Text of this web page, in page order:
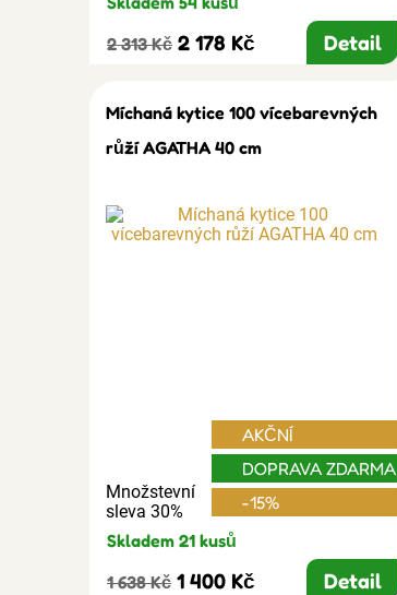
2 313 Kč 2 178 Kč Detail
Míchaná kytice 100 vícebarevných
růží AGATHA 40 cm
Množstevní
sleva 30%
AKČNÍ
DOPRAVA ZDARMA
-15%
Skladem 21 kusů
1 638 Kč 1 400 Kč Detail